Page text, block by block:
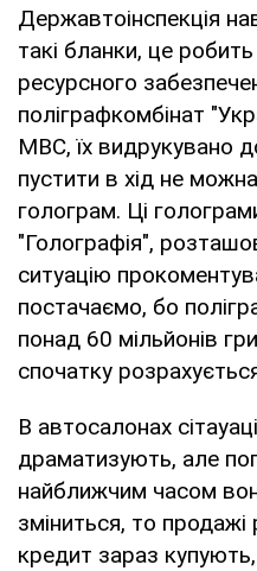
Державтоінспекція
такі бланки, це
ресурсного
поліграфкомбінат
МВС, їх видрукувано
пустити в хід не
голограм. Ці
"Голографія",
ситуацію
постачаємо, бо
понад 60 мільйонів
спочатку
В автосалонах
драматизують, але
найближчим часом
зміниться, то
кредит зараз